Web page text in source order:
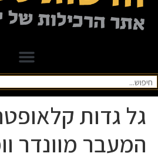
גל גדות
המעבר מוונדר